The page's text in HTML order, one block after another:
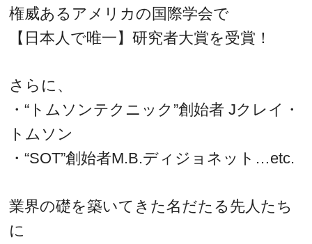
権威あるアメリカの国際学会で
【日本人で唯一】研究者大賞を受賞！
さらに、
・“トムソンテクニック”創始者 Jクレイ・
トムソン
・“SOT”創始者M.B.ディジョネット…etc.
業界の礎を築いてきた名だたる先人たち
に